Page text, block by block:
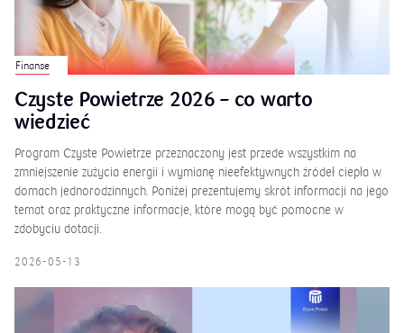
Finanse
Czyste Powietrze 2026 – co warto
wiedzieć
Program Czyste Powietrze przeznaczony jest przede wszystkim na
zmniejszenie zużycia energii i wymianę nieefektywnych źródeł ciepła w
domach jednorodzinnych. Poniżej prezentujemy skrót informacji na jego
temat oraz praktyczne informacje, które mogą być pomocne w
zdobyciu dotacji.
2026-05-13